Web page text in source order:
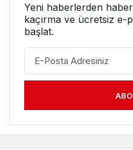
Yeni haberlerden
kaçırma ve ücretsiz e-
başlat.